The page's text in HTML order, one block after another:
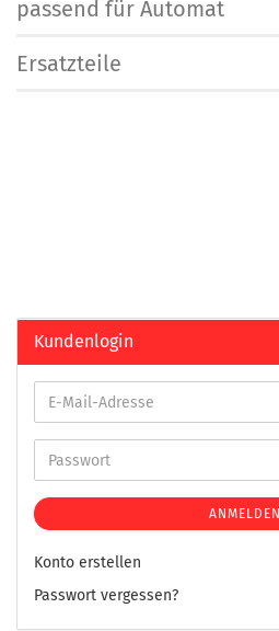
passend für Automat
Ersatzteile
Kundenlogin
ANMELDEN
Konto erstellen
Passwort vergessen?